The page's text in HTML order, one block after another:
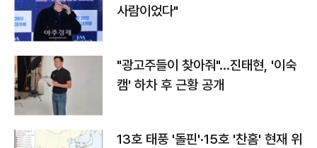
사람이었다"
"광고주들이 찾아줘"…진태현, '이숙
캠' 하차 후 근황 공개
13호 태풍 '돌핀'·15호 '찬홈' 현재 위